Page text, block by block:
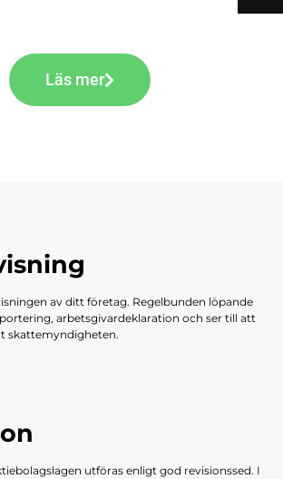
Läs mer
av ditt företag. Regelbunden löpande
arbetsgivardeklaration och ser till att
skattemyndigheten.
utföras enligt god revisionssed. I